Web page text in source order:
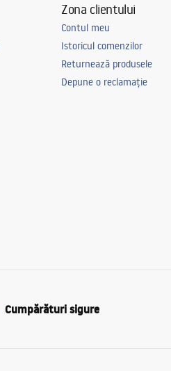
Zona clientului
Contul meu
Istoricul comenzilor
Returnează produsele
Depune o reclamație
Cumpărături sigure